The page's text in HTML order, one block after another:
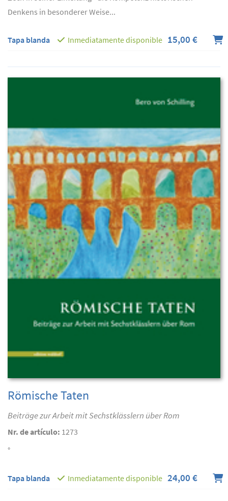
Denkens in besonderer Weise...
Tapa blanda Inmediatamente disponible 15,00 €
Römische Taten
Beiträge zur Arbeit mit Sechstklässlern über Rom
Nr. de artículo: 1273
°
Tapa blanda Inmediatamente disponible 24,00 €